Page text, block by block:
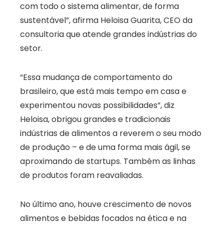
com todo o sistema alimentar, de forma
sustentável”, afirma Heloisa Guarita, CEO da
consultoria que atende grandes indústrias do
setor.
“Essa mudança de comportamento do
brasileiro, que está mais tempo em casa e
experimentou novas possibilidades”, diz
Heloisa, obrigou grandes e tradicionais
indústrias de alimentos a reverem o seu modo
de produção – e de uma forma mais ágil, se
aproximando de startups. Também as linhas
de produtos foram reavaliadas.
No último ano, houve crescimento de novos
alimentos e bebidas focados na ética e na